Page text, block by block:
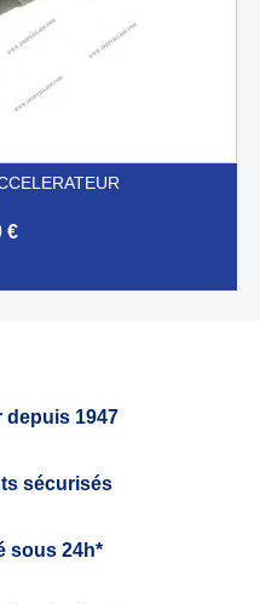
€
depuis 1947
sécurisés
sous 24h*